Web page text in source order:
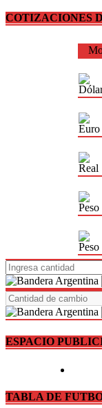
COTIZACIONES
Euro
Real
ESPACIO
TABLA DE